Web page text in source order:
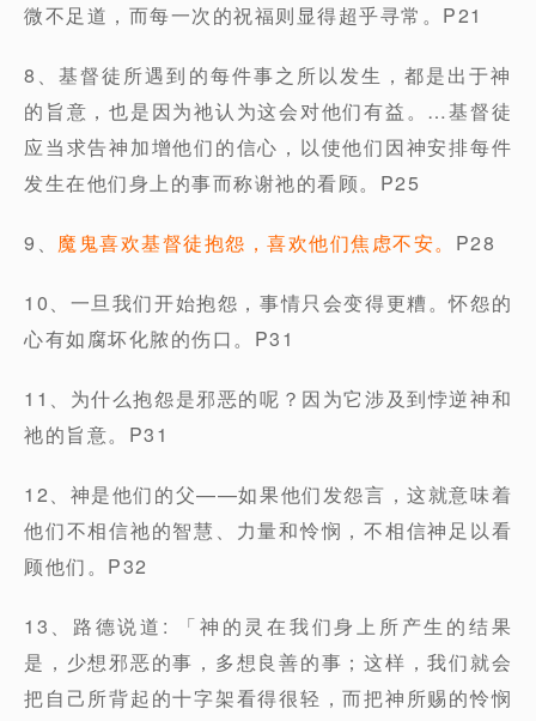
微不足道，而每一次的祝福则显得超乎寻常。P21
8、基督徒所遇到的每件事之所以发生，都是出于神
的旨意，也是因为祂认为这会对他们有益。…基督徒
应当求告神加增他们的信心，以使他们因神安排每件
发生在他们身上的事而称谢祂的看顾。P25
9、 魔鬼喜欢基督徒抱怨，喜欢他们焦虑不安。 P28
10、一旦我们开始抱怨，事情只会变得更糟。怀怨的
心有如腐坏化脓的伤口。P31
11、为什么抱怨是邪恶的呢？因为它涉及到悖逆神和
祂的旨意。P31
12、神是他们的父——如果他们发怨言，这就意味着
他们不相信祂的智慧、力量和怜悯，不相信神足以看
顾他们。P32
13、路德说道: 「神的灵在我们身上所产生的结果
是，少想邪恶的事，多想良善的事；这样，我们就会
把自己所背起的十字架看得很轻，而把神所赐的怜悯